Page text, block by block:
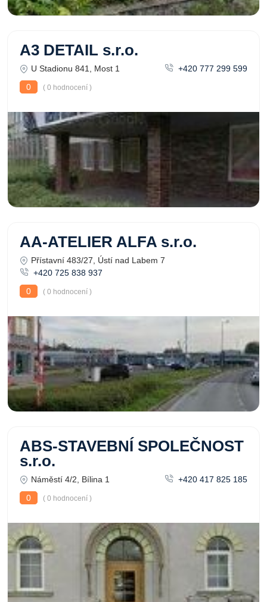
A3 DETAIL s.r.o.
U Stadionu 841, Most 1
+420 777 299 599
0
( 0 hodnocení )
AA-ATELIER ALFA s.r.o.
Přístavní 483/27, Ústí nad Labem 7
+420 725 838 937
0
( 0 hodnocení )
ABS-STAVEBNÍ SPOLEČNOST
s.r.o.
Náměstí 4/2, Bílina 1
+420 417 825 185
0
( 0 hodnocení )